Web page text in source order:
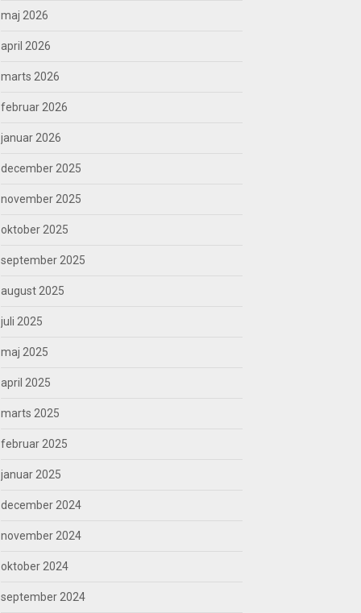
maj 2026
april 2026
marts 2026
februar 2026
januar 2026
december 2025
november 2025
oktober 2025
september 2025
august 2025
juli 2025
maj 2025
april 2025
marts 2025
februar 2025
januar 2025
december 2024
november 2024
oktober 2024
september 2024